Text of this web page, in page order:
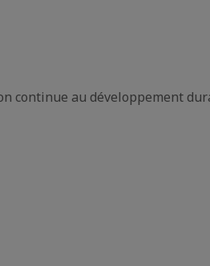
continue au développement